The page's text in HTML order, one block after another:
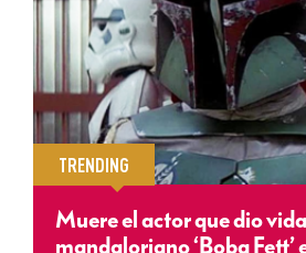
TRENDING
Muere el actor que dio vida
mandaloriano ‘Boba Fett’